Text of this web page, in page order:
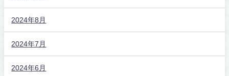
2024年8月
2024年7月
2024年6月